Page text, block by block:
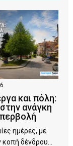
και πόλη:
ανάγκη
ημέρες, με
δένδρου...